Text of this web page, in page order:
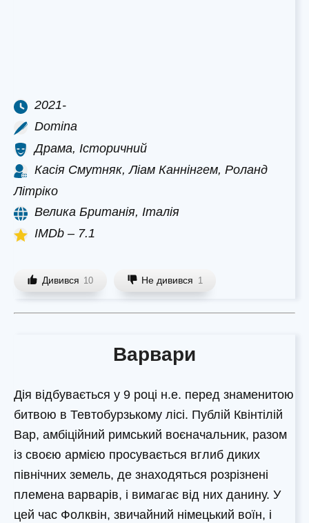
2021-
Domina
Драма, Історичний
Касія Смутняк, Ліам Каннінгем, Роланд
Літріко
Велика Британія, Італія
IMDb – 7.1
Дивився 10 Не дивився 1
Варвари
Дія відбувається у 9 році н.е. перед знаменитою
битвою в Тевтобурзькому лісі. Публій Квінтілій
Вар, амбіційний римський воєначальник, разом
із своєю армією просувається вглиб диких
північних земель, де знаходяться розрізнені
племена варварів, і вимагає від них данину. У
цей час Фолквін, звичайний німецький воїн, і